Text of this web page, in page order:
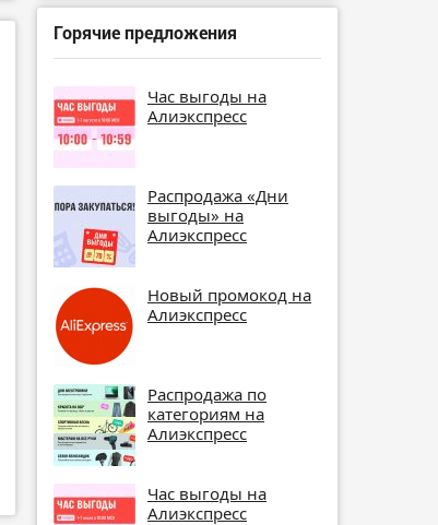
Горячие предложения
Час выгоды на
Алиэкспресс
Распродажа «Дни
выгоды» на
Алиэкспресс
Новый промокод на
Алиэкспресс
Распродажа по
категориям на
Алиэкспресс
Час выгоды на
Алиэкспресс